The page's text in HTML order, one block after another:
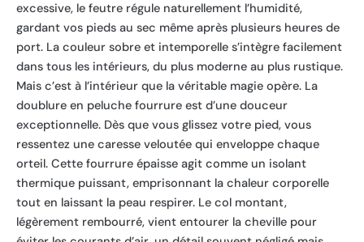
excessive, le feutre régule naturellement l’humidité,
gardant vos pieds au sec même après plusieurs heures de
port. La couleur sobre et intemporelle s’intègre facilement
dans tous les intérieurs, du plus moderne au plus rustique.
Mais c’est à l’intérieur que la véritable magie opère. La
doublure en peluche fourrure est d’une douceur
exceptionnelle. Dès que vous glissez votre pied, vous
ressentez une caresse veloutée qui enveloppe chaque
orteil. Cette fourrure épaisse agit comme un isolant
thermique puissant, emprisonnant la chaleur corporelle
tout en laissant la peau respirer. Le col montant,
légèrement rembourré, vient entourer la cheville pour